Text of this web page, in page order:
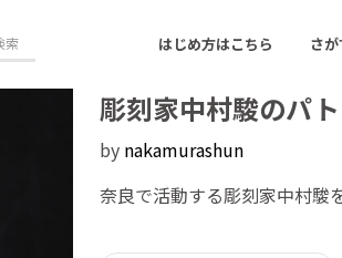
はじめ方はこちら さが
おすすめのコミュニティ 人
彫刻家中村駿のパ
by nakamurashun
奈良で活動する彫刻家中村駿